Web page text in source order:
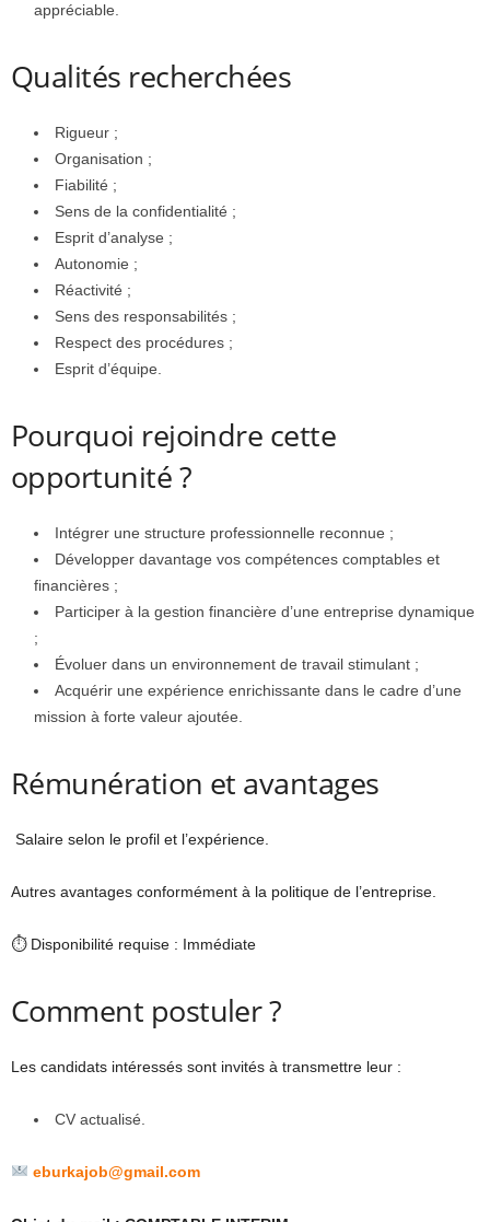
appréciable.
Qualités recherchées
Rigueur ;
Organisation ;
Fiabilité ;
Sens de la confidentialité ;
Esprit d’analyse ;
Autonomie ;
Réactivité ;
Sens des responsabilités ;
Respect des procédures ;
Esprit d’équipe.
Pourquoi rejoindre cette
opportunité ?
Intégrer une structure professionnelle reconnue ;
Développer davantage vos compétences comptables et
financières ;
Participer à la gestion financière d’une entreprise dynamique
;
Évoluer dans un environnement de travail stimulant ;
Acquérir une expérience enrichissante dans le cadre d’une
mission à forte valeur ajoutée.
Rémunération et avantages
Salaire selon le profil et l’expérience.
Autres avantages conformément à la politique de l’entreprise.
⏱ Disponibilité requise : Immédiate
Comment postuler ?
Les candidats intéressés sont invités à transmettre leur :
CV actualisé.
eburkajob@gmail.com